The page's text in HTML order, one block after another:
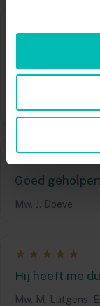
★★★★★
Er werd naar
werd er gelijk
Mw. F. Philippi
Goed
Mw. J. Doeve
★★★★★
Hij heeft me
Mw. M. Lutgens-